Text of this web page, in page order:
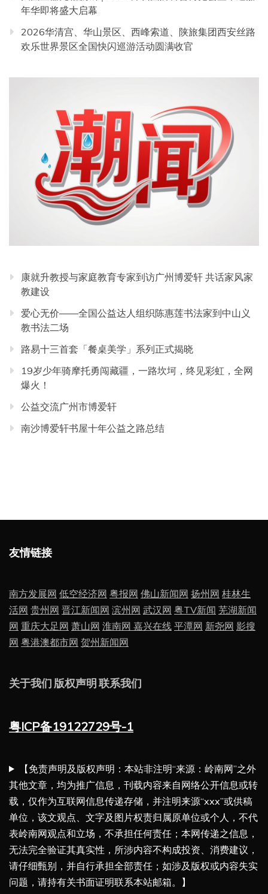
年华即将盛大启幕
2026华清宫、华山景区、西峰索道、陕旅集团西安丝路
欢乐世界景区全国快闪巡游活动圆满收官
康就升教授与家庭教育专家到访广州博爱轩 共话家风家
教建设
爱心无价——全国公益达人组织陈惠莲书法家到中山义
教书法二场
路易十三首套「餐桌美学」系列正式揭晓
19岁少年骑摩托勇闯藏疆，一路坎坷，终见彩虹，全网
爆火！
公益交流广州市博爱轩
南沙博爱轩书屋十年公益之路总结
友情链接
南方发展网 低空经济网 粤报网 佛山新闻网 扬州网 桂林生
活网 贵州网 晋江新闻网 滨州网 武汉网 粤TV新闻 芜湖新闻
网 重庆大足网 萧山网 淮南网 嘉兴在线 平潭网 新尧网 影搜
网 粤港澳都市网 贺州新闻网
关于我们 版权声明 联系我们
粤ICP备19122729号-1
【免责声明及版权声明：本站非注明“来源：岭南网”之外
其他文章，均为推广信息，刊载内容来自网络公开信息或转
载，仅作为互联网信息传递存储，并注明来源“xxx”或供稿
单位，该文观点、文字及图片权责归属原单位或个人，不代
表岭南网观点和立场，不承担任何责任；本网传递之信息，
无法完全验证其真实性，所涉内容不构成投资、消费建议，
请仔细甄别，并自行承担全部责任；如涉及版权或内容失实
问题，请持有关书面证明联系本站邮箱。】